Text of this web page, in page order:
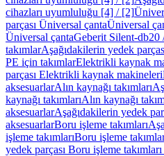
cihazları uyumluluğu [4] / [2]
parçası Üniversal çantaÜniversal
Üniversal çantaGeberit Silent-db20
takımlarAşağıdakilerin yedek
PE için takımlarElektrikli kaynak
parçası Elektrikli kaynak makineleri
aksesuarlarAlın kaynağı takımları
kaynağı takımlarıAlın kaynağı
aksesuarlarAşağıdakilerin yedek
aksesuarlarBoru işleme takımları
işleme takımlarıBoru işleme
yedek parçası Boru işleme